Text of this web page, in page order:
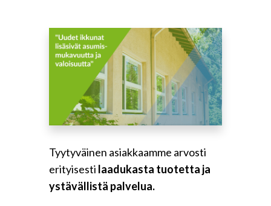
Tyytyväinen asiakkaamme arvosti
erityisesti laadukasta tuotetta ja
ystävällistä palvelua.